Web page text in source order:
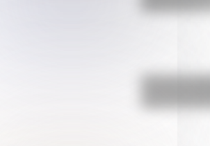
9 de julio: